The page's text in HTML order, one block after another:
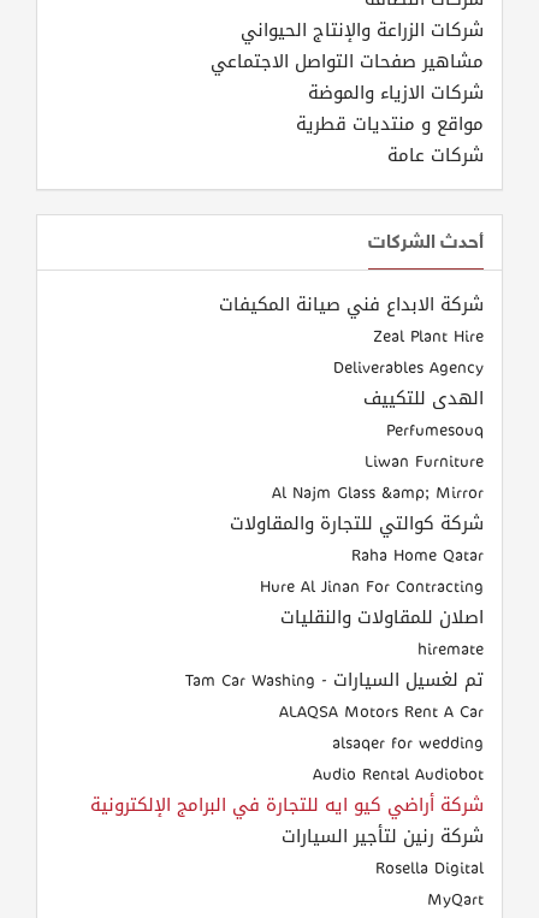
شركات الزراعة والإنتاج الحيواني
مشاهير صفحات التواصل الاجتماعي
شركات الازياء والموضة
مواقع و منتديات قطرية
شركات عامة
أحدث الشركات
شركة الابداع فني صيانة المكيفات
Zeal Plant Hire
Deliverables Agency
الهدى للتكييف
Perfumesouq
Liwan Furniture
Al Najm Glass &amp; Mirror
شركة كوالتي للتجارة والمقاولات
Raha Home Qatar
Hure Al Jinan For Contracting
اصلان للمقاولات والنقليات
hiremate
تم لغسيل السيارات - Tam Car Washing
ALAQSA Motors Rent A Car
alsaqer for wedding
Audio Rental Audiobot
شركة أراضي كيو ايه للتجارة في البرامج الإلكترونية
شركة رنين لتأجير السيارات
Rosella Digital
MyQart